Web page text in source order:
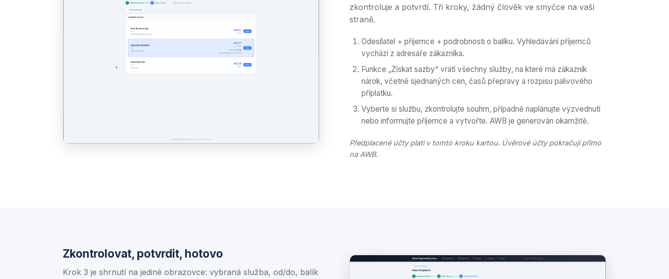
zkontroluje a potvrdí. Tři kroky, žádný člověk ve smyčce na vaší
straně.
Odesílatel + příjemce + podrobnosti o balíku. Vyhledávání příjemců
vychází z adresáře zákazníka.
Funkce „Získat sazby“ vrátí všechny služby, na které má zákazník
nárok, včetně sjednaných cen, časů přepravy a rozpisu palivového
příplatku.
Vyberte si službu, zkontrolujte souhrn, případně naplánujte vyzvednutí
nebo informujte příjemce a vytvořte. AWB je generován okamžitě.
Předplacené účty platí v tomto kroku kartou. Úvěrové účty pokračují přímo
na AWB.
Zkontrolovat, potvrdit, hotovo
Krok 3 je shrnutí na jediné obrazovce: vybraná služba, od/do, balík